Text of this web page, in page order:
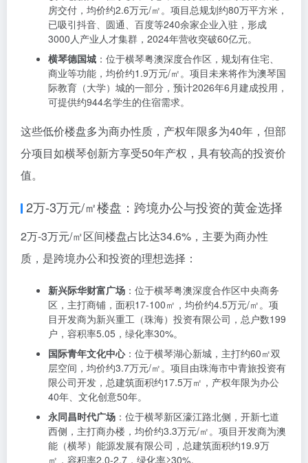
横琴楼盘价格分布广泛，从刚需到顶豪均有覆盖，以下
是各价格区间的代表楼盘：
2万元/㎡以下楼盘：稀缺性与投资价值并存
虽然价格低于2万元/㎡的横琴楼盘占比很小（仅
盘包括：
3000人产业人才集群，2024年营收突破60亿元。
横琴德国城：位于横琴粤澳深度合作区，规划有住宅、
商业等功能，均价约1.9万元/㎡。项目未来将作为澳琴国
际教育（大学）城的一部分，预计2026年6月建成投用，
这些低价楼盘多为商办性质，产权年限多为40年，但部
分项目如横琴创新方享受50年产权，具有较高的投资价
2万-3万元/㎡楼盘：跨境办公与投资的黄金选择
2万-3万元/㎡区间楼盘占比达34.6%，主要为商办性
质，是跨境办公和投资的理想选择：